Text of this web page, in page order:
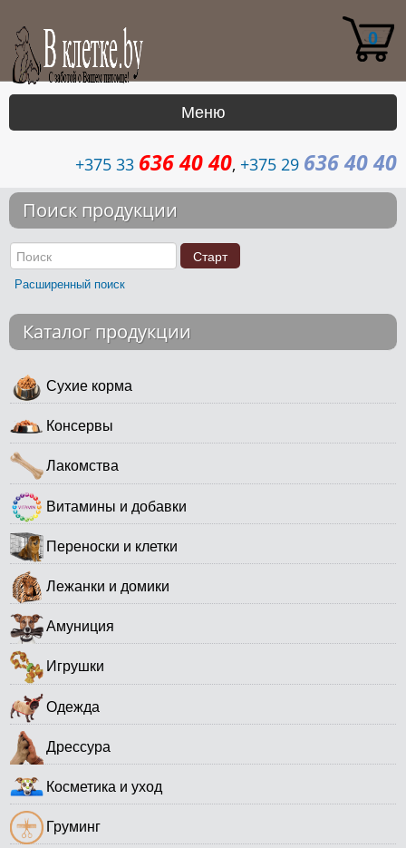
0
Меню
Каталог
Контакты
Возврат
+375 33 636 40 40, +375 29 636 40 40
Поиск продукции
Расширенный поиск
Каталог продукции
Сухие корма
Консервы
Лакомства
Витамины и добавки
Переноски и клетки
Лежанки и домики
Амуниция
Игрушки
Одежда
Дрессура
Косметика и уход
Груминг